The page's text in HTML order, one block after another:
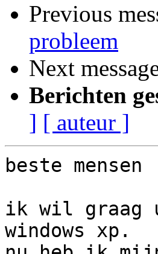
Previous
probleem
Next
Berichten
] [ auteur ]
beste mensen
ik wil graag
windows xp.